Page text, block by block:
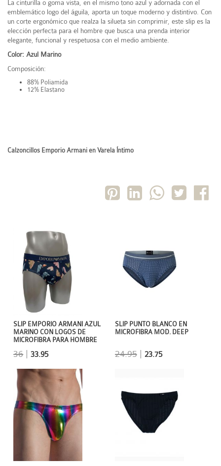
La cinturilla o goma vista, en el mismo tono azul y adornada con el
emblemático logo del águila, aporta un toque moderno y distintivo. Con
un corte ergonómico que realza la silueta sin comprimir, este slip es la
elección perfecta para el hombre que busca una prenda interior
elegante, funcional y respetuosa con el medio ambiente.
Color: Azul Marino
Composición:
88% Poliamida
12% Elastano
Calzoncillos Emporio Armani en Varela Íntimo
SLIP PUNTO BLANCO EN
MICROFIBRA MOD. DEEP
24.95| 23.75
SLIP EMPORIO ARMANI AZUL
MARINO CON LOGOS DE
MICROFIBRA PARA HOMBRE
36 |33.95